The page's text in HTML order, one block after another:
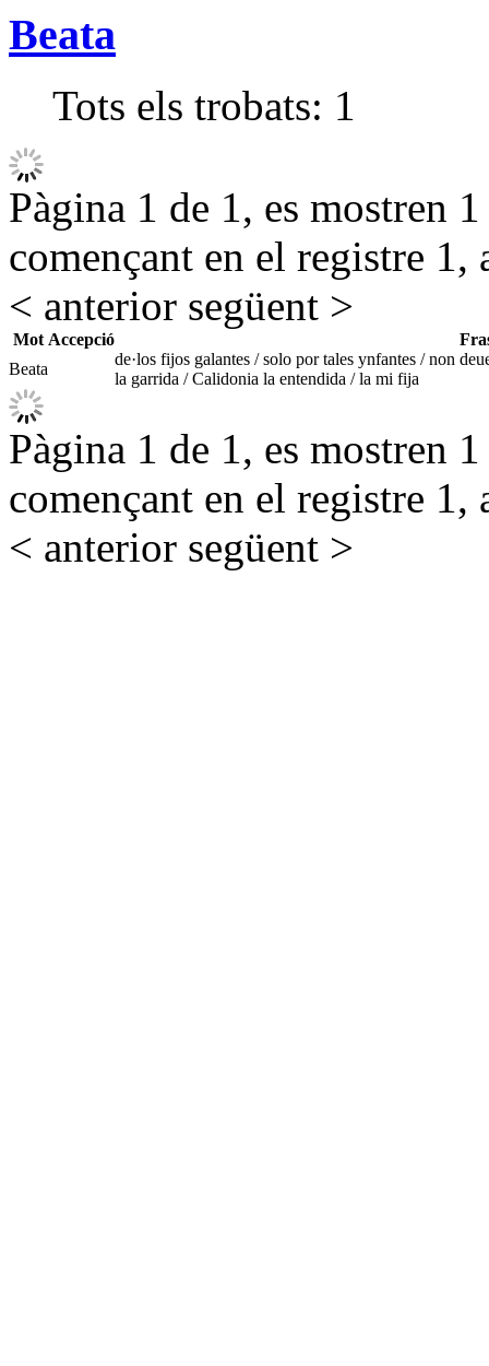
Beata
Tots els trobats: 1
Pàgina 1 de 1, es mostren
començant en el registre 1,
< anterior següent >
Mot Accepció
Beata
de·los fijos galantes / solo por tales ynfantes / non
la garrida / Calidonia la entendida / la mi fija
Pàgina 1 de 1, es mostren
començant en el registre 1,
< anterior següent >